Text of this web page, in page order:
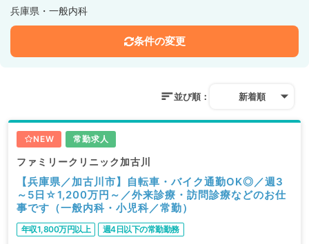
兵庫県・一般内科
条件の変更
並び順： 新着順
NEW 常勤求人
ファミリークリニック加古川
【兵庫県／加古川市】自転車・バイク通勤OK◎／週3
～5日☆1,200万円～／外来診療・訪問診療などのお仕
事です（一般内科・小児科／常勤）
年収1,800万円以上 週4日以下の常勤勤務